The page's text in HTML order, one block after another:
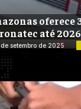
oferece
até 2026
setembro de 2025